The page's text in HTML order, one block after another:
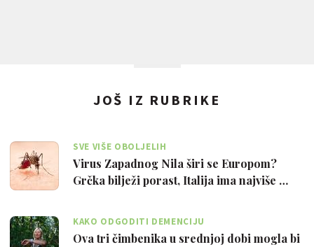
JOŠ IZ RUBRIKE
SVE VIŠE OBOLJELIH
Virus Zapadnog Nila širi se Europom?
Grčka bilježi porast, Italija ima najviše …
KAKO ODGODITI DEMENCIJU
Ova tri čimbenika u srednjoj dobi mogla bi